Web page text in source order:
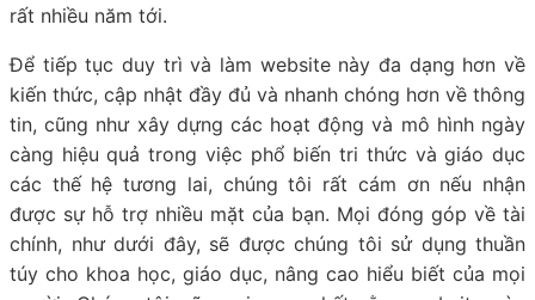
rất nhiều năm tới.
Để tiếp tục duy trì và làm website này đa dạng hơn về
kiến thức, cập nhật đầy đủ và nhanh chóng hơn về thông
tin, cũng như xây dựng các hoạt động và mô hình ngày
càng hiệu quả trong việc phổ biến tri thức và giáo dục
các thế hệ tương lai, chúng tôi rất cám ơn nếu nhận
được sự hỗ trợ nhiều mặt của bạn. Mọi đóng góp về tài
chính, như dưới đây, sẽ được chúng tôi sử dụng thuần
túy cho khoa học, giáo dục, nâng cao hiểu biết của mọi